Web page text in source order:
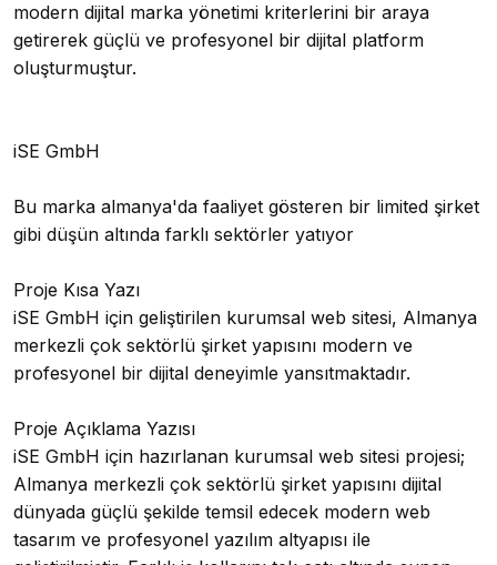
modern dijital marka yönetimi kriterlerini bir araya
getirerek güçlü ve profesyonel bir dijital platform
oluşturmuştur.
iSE GmbH
Bu marka almanya'da faaliyet gösteren bir limited şirket
gibi düşün altında farklı sektörler yatıyor
Proje Kısa Yazı
iSE GmbH için geliştirilen kurumsal web sitesi, Almanya
merkezli çok sektörlü şirket yapısını modern ve
profesyonel bir dijital deneyimle yansıtmaktadır.
Proje Açıklama Yazısı
iSE GmbH için hazırlanan kurumsal web sitesi projesi;
Almanya merkezli çok sektörlü şirket yapısını dijital
dünyada güçlü şekilde temsil edecek modern web
tasarım ve profesyonel yazılım altyapısı ile